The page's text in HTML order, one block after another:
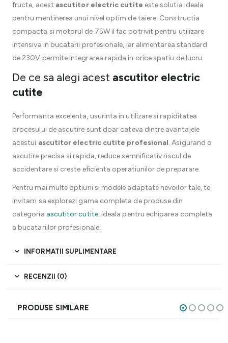
fructe, acest ascutitor electric cutite este solutia ideala
pentru mentinerea unui nivel optim de taiere. Constructia
compacta si motorul de 75W il fac potrivit pentru utilizare
intensiva in bucatarii profesionale, iar alimentarea standard
de 230V permite integrarea rapida in orice spatiu de lucru.
De ce sa alegi acest ascutitor electric
cutite
Performanta excelenta, usurinta in utilizare si rapiditatea
procesului de ascutire sunt doar cateva dintre avantajele
acestui ascutitor electric cutite profesional. Asigurand o
ascutire precisa si rapida, reduce semnificativ riscul de
accidentare si creste eficienta operatiunilor de preparare.
Pentru mai multe optiuni si modele adaptate nevoilor tale, te
invitam sa explorezi gama completa de produse din
categoria ascutitor cutite, ideala pentru echiparea completa
a bucatariilor profesionale.
INFORMATII SUPLIMENTARE
RECENZII (0)
PRODUSE SIMILARE